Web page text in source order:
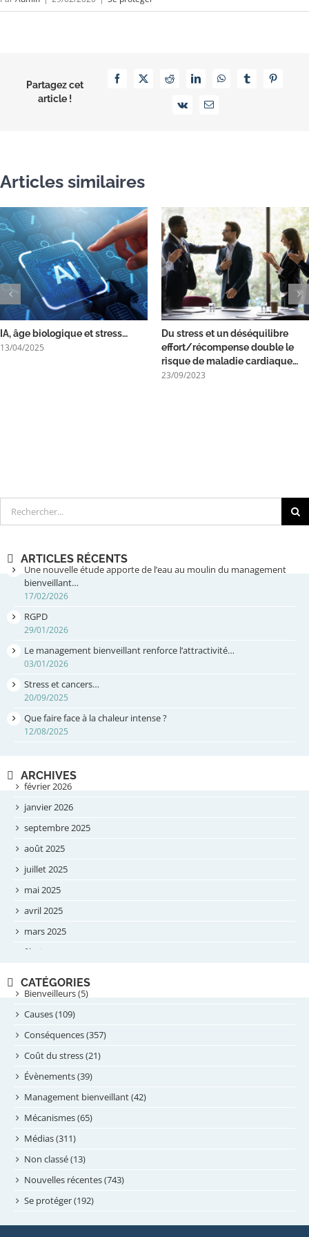
Partagez cet
article !
Facebook
X RedditLinkedInWhatsAppTumblrPinterest
Vk Email
Articles similaires
IA, âge biologique et stress…
13/04/2025
Du stress et un déséquilibre
effort/récompense double le
risque de maladie cardiaque…
23/09/2023
Rechercher
ARTICLES RÉCENTS
Une nouvelle étude apporte de l’eau au moulin du management
bienveillant…
17/02/2026
RGPD
29/01/2026
Le management bienveillant renforce l’attractivité…
03/01/2026
Stress et cancers…
20/09/2025
Que faire face à la chaleur intense ?
12/08/2025
ARCHIVES
février 2026
janvier 2026
septembre 2025
août 2025
juillet 2025
mai 2025
avril 2025
mars 2025
février 2025
septembre 2024
août 2024
juillet 2024
juin 2024
mai 2024
avril 2024
février 2024
janvier 2024
novembre 2023
octobre 2023
septembre 2023
CATÉGORIES
Bienveilleurs (5)
Causes (109)
Conséquences (357)
Coût du stress (21)
Évènements (39)
Management bienveillant (42)
Mécanismes (65)
Médias (311)
Non classé (13)
Nouvelles récentes (743)
Se protéger (192)